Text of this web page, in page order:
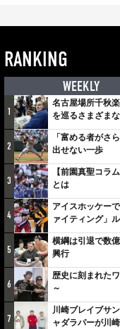
RANKING
WEEKLY
1
名古屋場所千秋
を巡るさまざま
2
「富める者がさ
出せない一歩
3
【前園真聖コラ
とは
4
アイスホッケー
ァイティング」
5
横綱は引退で数
興行
6
歴史に刻まれた
～
7
川崎ブレイブサ
ャダラパーが川